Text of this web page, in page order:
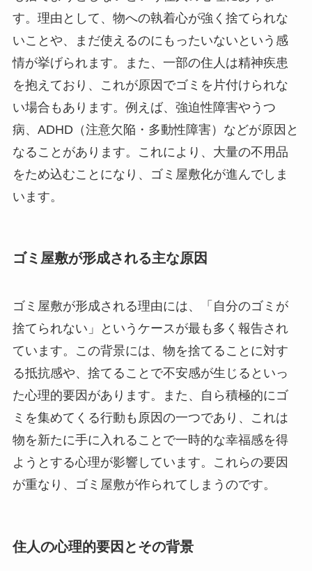
す。理由として、物への執着心が強く捨てられな
いことや、まだ使えるのにもったいないという感
情が挙げられます。また、一部の住人は精神疾患
を抱えており、これが原因でゴミを片付けられな
い場合もあります。例えば、強迫性障害やうつ
病、ADHD（注意欠陥・多動性障害）などが原因と
なることがあります。これにより、大量の不用品
をため込むことになり、ゴミ屋敷化が進んでしま
います。
ゴミ屋敷が形成される主な原因
ゴミ屋敷が形成される理由には、「自分のゴミが
捨てられない」というケースが最も多く報告され
ています。この背景には、物を捨てることに対す
る抵抗感や、捨てることで不安感が生じるといっ
た心理的要因があります。また、自ら積極的にゴ
ミを集めてくる行動も原因の一つであり、これは
物を新たに手に入れることで一時的な幸福感を得
ようとする心理が影響しています。これらの要因
が重なり、ゴミ屋敷が作られてしまうのです。
住人の心理的要因とその背景